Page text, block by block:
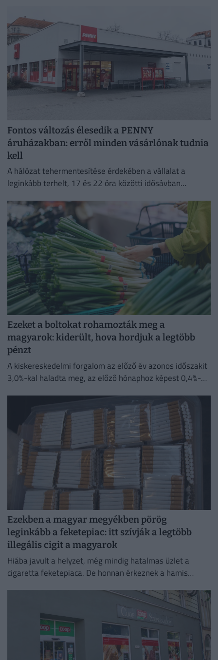
Fontos változás élesedik a PENNY
áruházakban: erről minden vásárlónak tudnia
kell
A hálózat tehermentesítése érdekében a vállalat a
leginkább terhelt, 17 és 22 óra közötti idősávban
Ezeket a boltokat rohamozták meg a
magyarok: kiderült, hova hordjuk a legtöbb
pénzt
A kiskereskedelmi forgalom az előző év azonos időszakit
3,0%-kal haladta meg, az előző hónaphoz képest 0,4%-
Ezekben a magyar megyékben pörög
leginkább a feketepiac: itt szívják a legtöbb
illegális cigit a magyarok
Hiába javult a helyzet, még mindig hatalmas üzlet a
cigaretta feketepiaca. De honnan érkeznek a hamis